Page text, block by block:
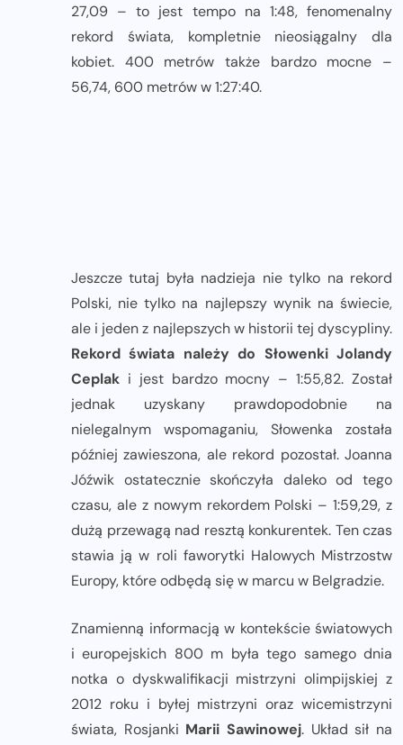
27,09 – to jest tempo na 1:48, fenomenalny
rekord świata, kompletnie nieosiągalny dla
kobiet. 400 metrów także bardzo mocne –
56,74, 600 metrów w 1:27:40.
Jeszcze tutaj była nadzieja nie tylko na rekord
Polski, nie tylko na najlepszy wynik na świecie,
ale i jeden z najlepszych w historii tej dyscypliny.
Rekord świata należy do Słowenki Jolandy
Ceplak i jest bardzo mocny – 1:55,82. Został
jednak uzyskany prawdopodobnie na
nielegalnym wspomaganiu, Słowenka została
później zawieszona, ale rekord pozostał. Joanna
Jóźwik ostatecznie skończyła daleko od tego
czasu, ale z nowym rekordem Polski – 1:59,29, z
dużą przewagą nad resztą konkurentek. Ten czas
stawia ją w roli faworytki Halowych Mistrzostw
Europy, które odbędą się w marcu w Belgradzie.
Znamienną informacją w kontekście światowych
i europejskich 800 m była tego samego dnia
notka o dyskwalifikacji mistrzyni olimpijskiej z
2012 roku i byłej mistrzyni oraz wicemistrzyni
świata, Rosjanki Marii Sawinowej. Układ sił na